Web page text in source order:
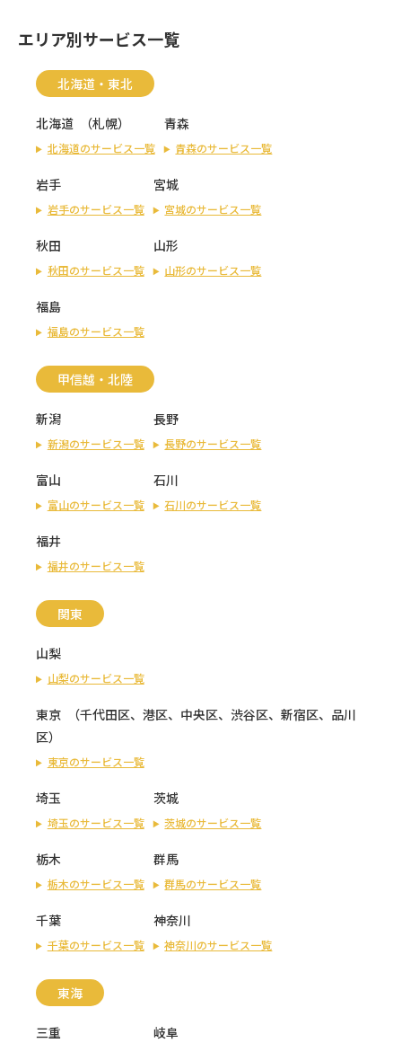
エリア別サービス一覧
北海道・東北
北海道 （札幌）
北海道のサービス一覧
青森
青森のサービス一覧
岩手
岩手のサービス一覧
宮城
宮城のサービス一覧
秋田
秋田のサービス一覧
山形
山形のサービス一覧
福島
福島のサービス一覧
甲信越・北陸
新潟
新潟のサービス一覧
長野
長野のサービス一覧
富山
富山のサービス一覧
石川
石川のサービス一覧
福井
福井のサービス一覧
関東
山梨
山梨のサービス一覧
東京 （千代田区、 港区、 中央区、 渋谷区、 新宿区、 品川
区）
東京のサービス一覧
埼玉
埼玉のサービス一覧
茨城
茨城のサービス一覧
栃木
栃木のサービス一覧
群馬
群馬のサービス一覧
千葉
千葉のサービス一覧
神奈川
神奈川のサービス一覧
東海
三重 岐阜